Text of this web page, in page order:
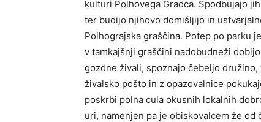
kulturi Polhovega Gradca. Spodbujajo
ter budijo njihovo domišljijo in
Polhograjska graščina. Potep po parku
v tamkajšnji graščini nadobudneži
gozdne živali, spoznajo čebeljo
živalsko pošto in z opazovalnice
poskrbi polna cula okusnih lokalnih
uri, namenjen pa je obiskovalcem že